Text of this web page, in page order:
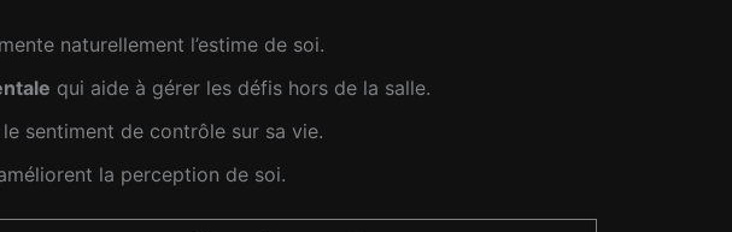
naturellement l’estime de soi.
qui aide à gérer les défis hors de la salle.
sentiment de contrôle sur sa vie.
la perception de soi.